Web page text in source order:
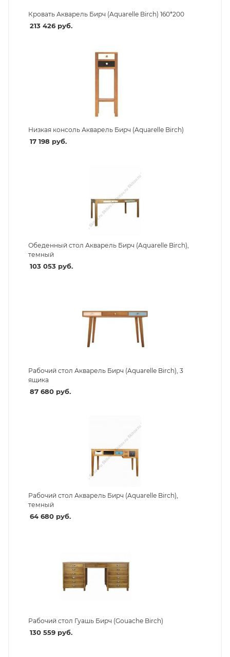
Кровать Акварель Бирч (Aquarelle Birch) 160*200
213 426руб.
Низкая консоль Акварель Бирч (Aquarelle Birch)
17 198 руб.
Обеденный стол Акварель Бирч (Aquarelle Birch),
темный
103 053руб.
Рабочий стол Акварель Бирч (Aquarelle Birch), 3
ящика
87 680руб.
Рабочий стол Акварель Бирч (Aquarelle Birch),
темный
64 680руб.
Рабочий стол Гуашь Бирч (Gouache Birch)
130 559руб.